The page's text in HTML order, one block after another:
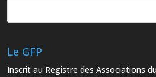
Le GFP
Inscrit au Registre des Associations